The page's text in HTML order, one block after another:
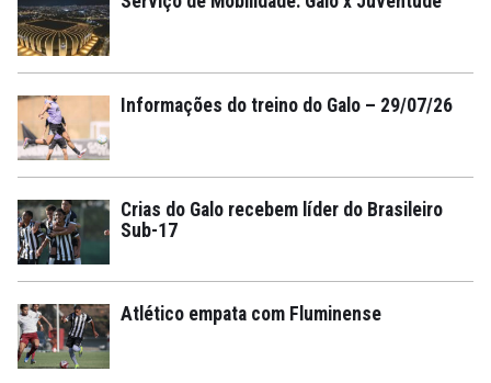
Informações do treino do Galo – 29/07/26
Crias do Galo recebem líder do Brasileiro
Sub-17
Atlético empata com Fluminense